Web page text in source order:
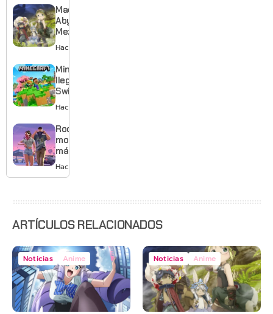
estreno
para
enero de
Made in
Abyss:
Mezameru
Shinpi
revela
nuevo
tráiler,
reparto y
tema
musical
Hace 2 días
Minecraft
llega a
Switch 2
con
mejores
gráficos
y mucho
Mario
Hace 2 días
Rockstar
mostrará
más de
GTA 6 en
agosto
Hace 3 días
ARTÍCULOS RELACIONADOS
Noticias Anime Noticias Anime